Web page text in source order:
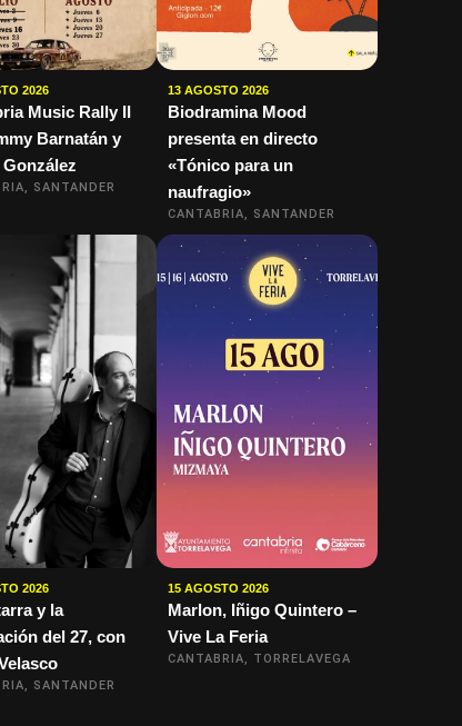
2026
Music Rally II
Barnatán y
SANTANDER
13 AGOSTO 2026
Biodramina Mood
presenta en directo
«Tónico para un
naufragio»
CANTABRIA, SANTANDER
2026
y la
del 27, con
SANTANDER
15 AGOSTO 2026
Marlon, Iñigo Quintero –
Vive La Feria
CANTABRIA, TORRELAVEGA